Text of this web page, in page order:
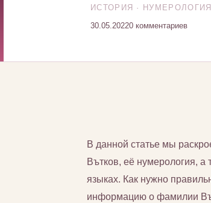
ИСТОРИЯ ·
30.05.20220 комментариев
В данной статье мы
Вътков, её нумерология, а
языках. Как нужно
информацию о фамилии